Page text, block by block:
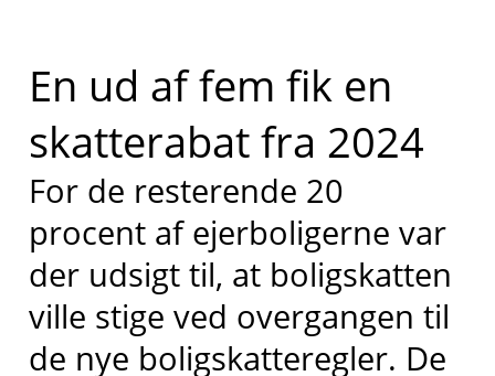
En ud af fem fik en
skatterabat fra 2024
For de resterende 20
procent af ejerboligerne var
der udsigt til, at boligskatten
ville stige ved overgangen til
de nye boligskatteregler. De